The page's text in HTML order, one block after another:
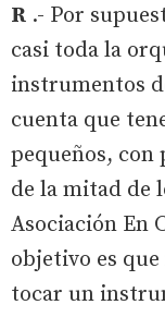
R .- Por
casi toda la
instrumentos
cuenta que
pequeños, con
de la mitad de
Asociación En
objetivo es
tocar un